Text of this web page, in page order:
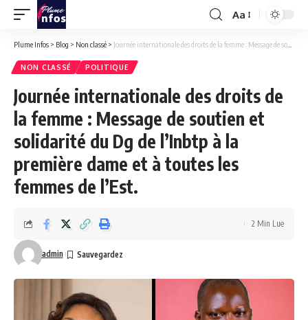
Font
Resizer
Aa
Plume Infos > Blog > Non classé > Journée internationale des droits de la femme : Message de soutien et solidarité du Dg de l’Inbtp à la première dame et à toutes les femmes de l’Est.
NON CLASSÉ POLITIQUE
Journée internationale des droits de
la femme : Message de soutien et
solidarité du Dg de l’Inbtp à la
première dame et à toutes les
femmes de l’Est.
admin
2 Min Lue